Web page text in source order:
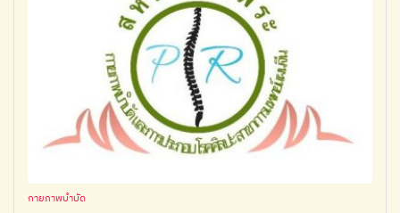
กายภาพบำบัด